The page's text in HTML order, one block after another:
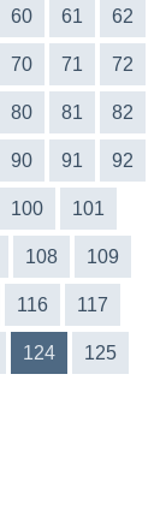
60 61 62
70 71 72
80 81 82
90 91 92
100 101
108 109
116 117
124 125